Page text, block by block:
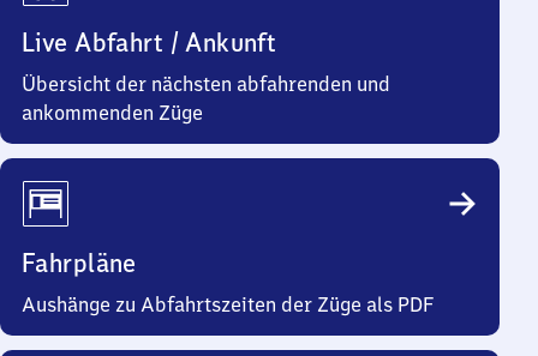
Live Abfahrt / Ankunft
Übersicht der nächsten abfahrenden und
ankommenden Züge
Fahrpläne
Aushänge zu Abfahrtszeiten der Züge als PDF